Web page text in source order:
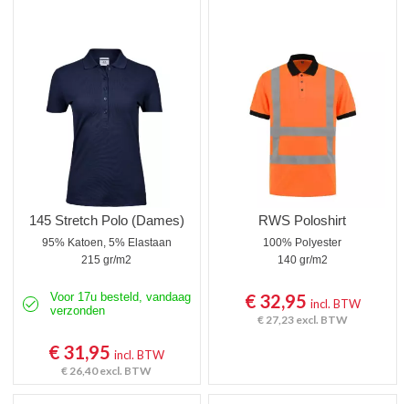
145 Stretch Polo (Dames)
95% Katoen, 5% Elastaan
215 gr/m2
Voor 17u besteld, vandaag
verzonden
€ 31,95incl. BTW
€ 26,40excl. BTW
RWS Poloshirt
100% Polyester
140 gr/m2
€ 32,95 incl. BTW
€ 27,23 excl. BTW